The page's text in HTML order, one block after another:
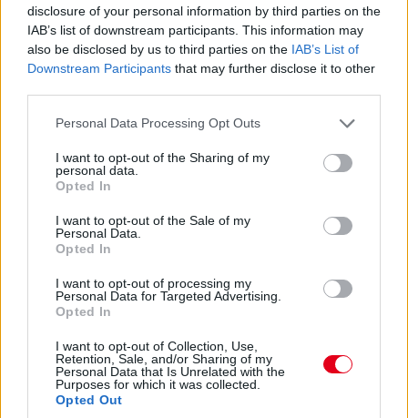
disclosure of your personal information by third parties on the
IAB’s list of downstream participants. This information may
also be disclosed by us to third parties on the IAB’s List of
Downstream Participants that may further disclose it to other
Please note that this website/app uses one or more Google
not limited to your visit or usage behaviour. You may click to
grant or deny consent to Google and its third-party tags to
use your data for below specified purposes in below Google
consent section.
Personal Data Processing Opt Outs
I want to opt-out of the Sharing of my
personal data.
Opted In
I want to opt-out of the Sale of my
Personal Data.
Opted In
I want to opt-out of processing my
Personal Data for Targeted Advertising.
Opted In
I want to opt-out of Collection, Use,
Retention, Sale, and/or Sharing of my
Personal Data that Is Unrelated with the
Purposes for which it was collected.
Opted Out
18:22
Ráadásul a legtöbb csapat új fejlesztéseket is hozott, például
a Mercedes és a McLaren is, nekik most kell kipróbálni ezeket
is ezen az egyetlen szabadedzésen.
A részletes fejlesztési lista itt található!
A sprinthétvége miatt csak ez a 60 perc áll a csapatok
ellenőrizzék a beállításaikat.
Ez különösen úgy lesz vakrepülés, hogy a pálya egyelőre
máról holnapra, sőt körről körre.
Nagy szeretettel köszöntünk mindenkit, hamarosan kezdődik
az F1-es Kanadai Nagydíj egyetlen szabadedzés!